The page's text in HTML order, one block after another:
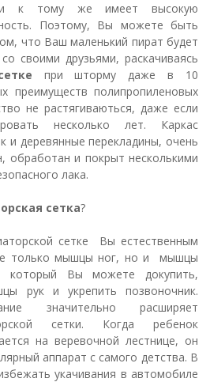
и к тому же имеет высокую
Поэтому, Вы можете быть
что Ваш маленький пират будет
своими друзьями, раскачиваясь
при шторму даже в 10
преимуществ полипропиленовых
не растягиваються, даже если
несколько лет. Каркас
и деревянные перекладины, очень
обработан и покрыт несколькими
лака.
сетка?
сетке Вы естественным
только мышцы ног, но и мышцы
который Вы можете докупить,
рук и укрепить позвоночник.
значительно расширяет
сетки. Когда ребенок
на веревочной лестнице, он
аппарат с самого детства. В
укачивания в автомобиле